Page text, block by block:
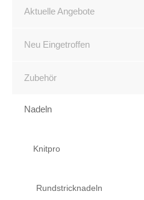
Aktuelle Angebote
Neu Eingetroffen
Zubehör
Nadeln
Knitpro
Rundstricknadeln